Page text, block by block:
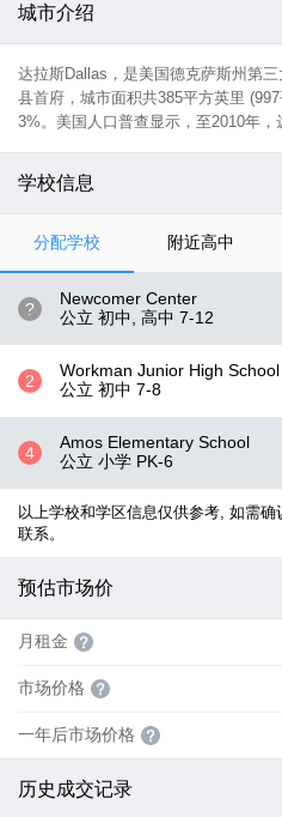
城市介绍
达拉斯Dallas，是美国德克萨斯州第
县首府，城市面积共385平方英里
3%。美国人口普查显示，至2010年，
学校信息
分配学校 附近高中
?
Newcomer Center
公立 初中, 高中 7-12
2
Workman Junior High School
公立 初中 7-8
4
Amos Elementary School
公立 小学 PK-6
以上学校和学区信息仅供参考, 如需
联系。
预估市场价
月租金
市场价格
一年后市场价格
历史成交记录